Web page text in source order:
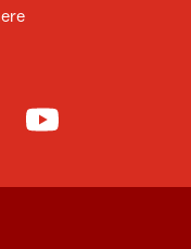
på Instagram
Til DNT på YouTube